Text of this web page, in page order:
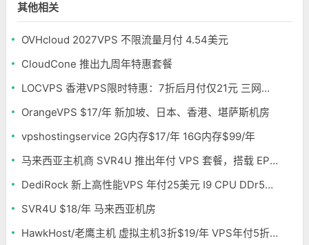
其他相关
OVHcloud 2027VPS 不限流量月付 4.54美元
CloudCone 推出九周年特惠套餐
LOCVPS 香港VPS限时特惠：7折后月付仅21元 三网优化BGP线路 可选原生IP
OrangeVPS $17/年 新加坡、日本、香港、堪萨斯机房
vpshostingservice 2G内存$17/年 16G内存$99/年
马来西亚主机商 SVR4U 推出年付 VPS 套餐，搭载 EPYC/至强铂金，支持支付宝
DediRock 新上高性能VPS 年付25美元 I9 CPU DDr5内存 纽约机房
SVR4U $18/年 马来西亚机房
HawkHost/老鹰主机 虚拟主机3折$19/年 VPS年付5折$25/年